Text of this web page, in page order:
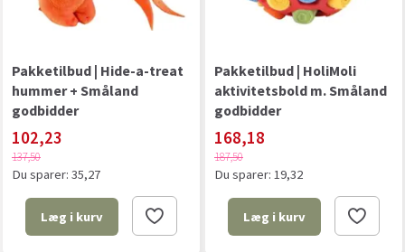
Pakketilbud | Hide-a-treat
hummer + Småland
godbidder
102,23
137,50
Du sparer: 35,27
Læg i kurv
Pakketilbud | HoliMoli
aktivitetsbold m. Småland
godbidder
168,18
187,50
Du sparer: 19,32
Læg i kurv